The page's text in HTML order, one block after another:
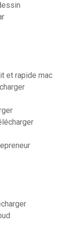
et rapide mac